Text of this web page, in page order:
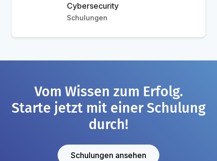
Cybersecurity
Schulungen
Vom Wissen zum Erfolg.
Starte jetzt mit einer Schulung
durch!
Schulungen ansehen